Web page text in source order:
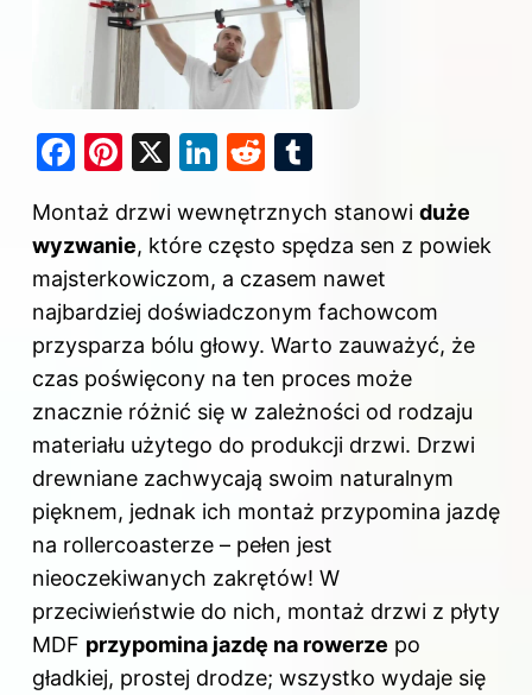
F
c
e
b
o
o
k
Pi
er
e
st
X
Li
k
e
dI
n
R
d
di
t
m
bl
r
Montaż drzwi wewnętrznych stanowi duże
wyzwanie, które często spędza sen z powiek
majsterkowiczom, a czasem nawet
najbardziej doświadczonym fachowcom
przysparza bólu głowy. Warto zauważyć, że
czas poświęcony na ten proces może
znacznie różnić się w zależności od rodzaju
materiału użytego do produkcji drzwi. Drzwi
drewniane zachwycają swoim naturalnym
pięknem, jednak ich montaż przypomina jazdę
na rollercoasterze – pełen jest
nieoczekiwanych zakrętów! W
przeciwieństwie do nich, montaż drzwi z płyty
MDF przypomina jazdę na rowerze po
gładkiej, prostej drodze; wszystko wydaje się